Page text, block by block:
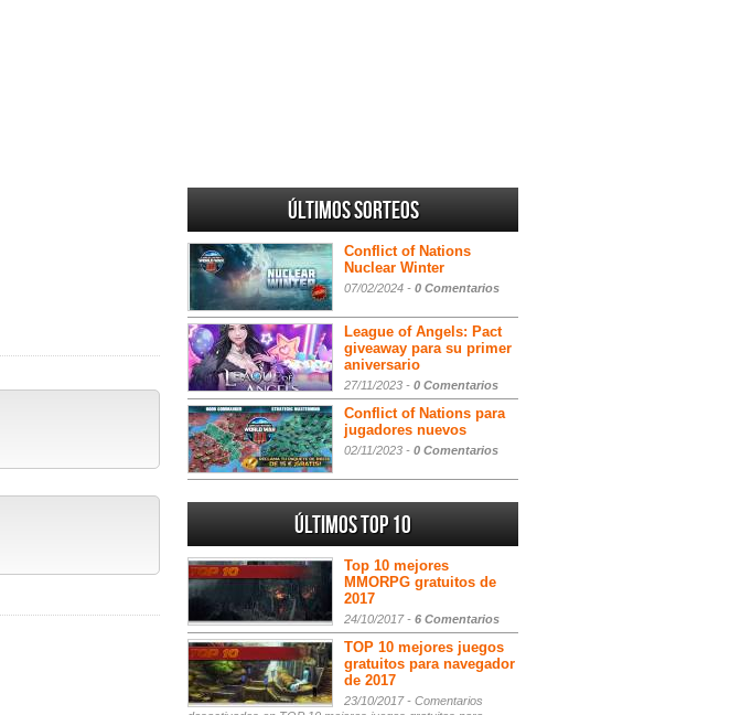
Últimos sorteos
Conflict of Nations
Nuclear Winter
07/02/2024 - 0 Comentarios
League of Angels: Pact
giveaway para su primer
aniversario
27/11/2023 - 0 Comentarios
Conflict of Nations para
jugadores nuevos
02/11/2023 - 0 Comentarios
Últimos Top 10
Top 10 mejores
MMORPG gratuitos de
2017
24/10/2017 - 6 Comentarios
TOP 10 mejores juegos
gratuitos para navegador
de 2017
23/10/2017 - Comentarios